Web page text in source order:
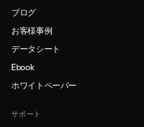
ブログ
お客様事例
データシート
Ebook
ホワイトペーパー
サポート